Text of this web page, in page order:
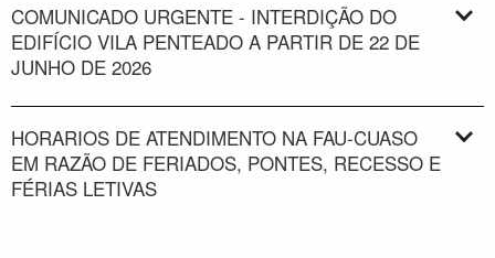
COMUNICADO URGENTE - INTERDIÇÃO DO
EDIFÍCIO VILA PENTEADO A PARTIR DE 22 DE
JUNHO DE 2026
HORARIOS DE ATENDIMENTO NA FAU-CUASO
EM RAZÃO DE FERIADOS, PONTES, RECESSO E
FÉRIAS LETIVAS